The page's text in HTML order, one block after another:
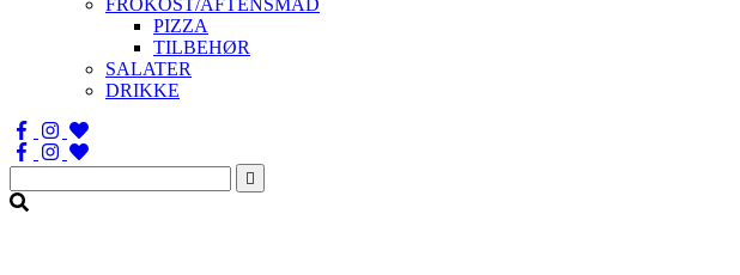
FROKOST/AFTENSMAD
PIZZA
TILBEHØR
SALATER
DRIKKE
Søg
efter: